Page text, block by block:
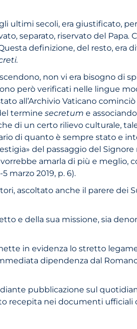
ultimi secoli, era giustificato,
separato, riservato del Papa.
definizione, del resto, era
non vi era bisogno di
però verificati nelle lingue
all’Archivio Vaticano
termine secretum e
di un certo rilievo culturale,
di quanto è sempre stato e
del passaggio del Signore
vorrebbe amarla di più e meglio,
5 marzo 2019, p. 6).
ascoltato anche il parere dei
e della sua missione, sia
in evidenza lo stretto
dipendenza dal
pubblicazione sul
recepita nei documenti ufficiali